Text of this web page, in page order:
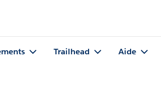
Trailhead Aide